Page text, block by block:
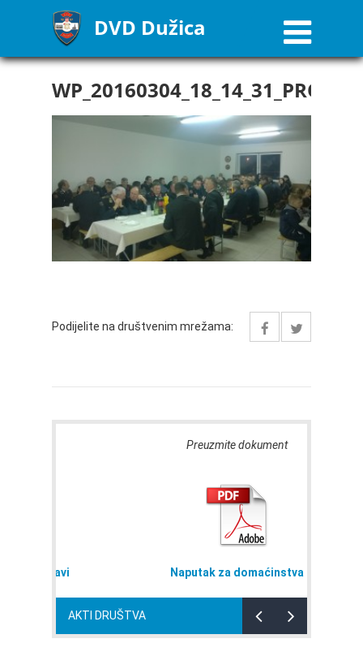
DVD Dužica
WP_20160304_18_14_31_PRO
Podijelite na društvenim mrežama:
AKTI DRUŠTVA
Preuzmite dokument
Naputak za domaćinstva